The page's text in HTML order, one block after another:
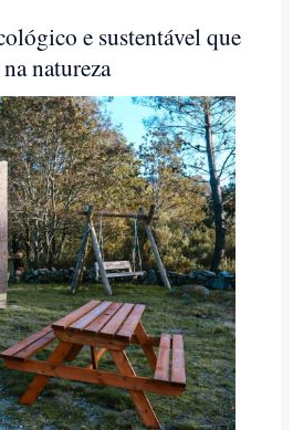
e sustentável que
natureza